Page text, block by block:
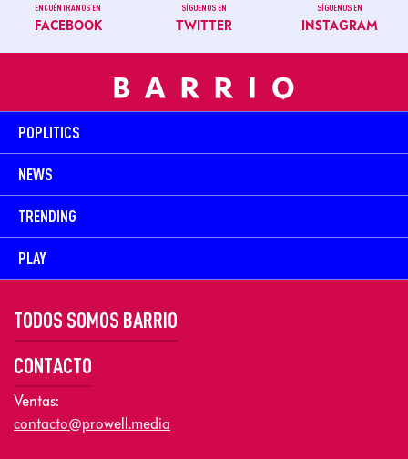
ENCUÉNTRANOS EN
FACEBOOK
SÍGUENOS EN
TWITTER
SÍGUENOS EN
INSTAGRAM
POPLITICS
NEWS
TRENDING
PLAY
TODOS SOMOS BARRIO
CONTACTO
Ventas:
contacto@prowell.media